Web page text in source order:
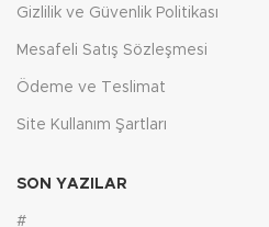
Gizlilik ve Güvenlik Politikası
Mesafeli Satış Sözleşmesi
Ödeme ve Teslimat
Site Kullanım Şartları
SON YAZILAR
#